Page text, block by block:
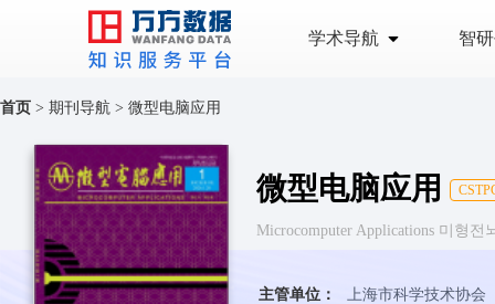
学术导航 智
首页 > 期刊导航 > 微型电脑应用
微型电脑应用
Microcomputer Applications 미형전
主管单位：
上海市科学技术协会